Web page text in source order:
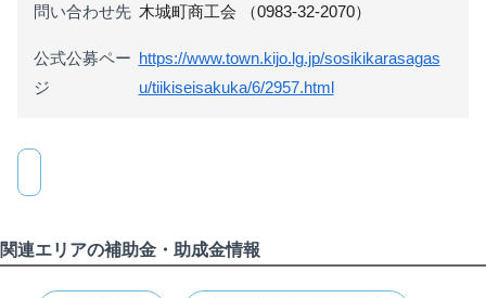
問い合わせ先 木城町商工会 （0983-32-2070）
公式公募ペー
ジ
https://www.town.kijo.lg.jp/sosikikarasagas
u/tiikiseisakuka/6/2957.html
関連エリアの補助金・助成金情報